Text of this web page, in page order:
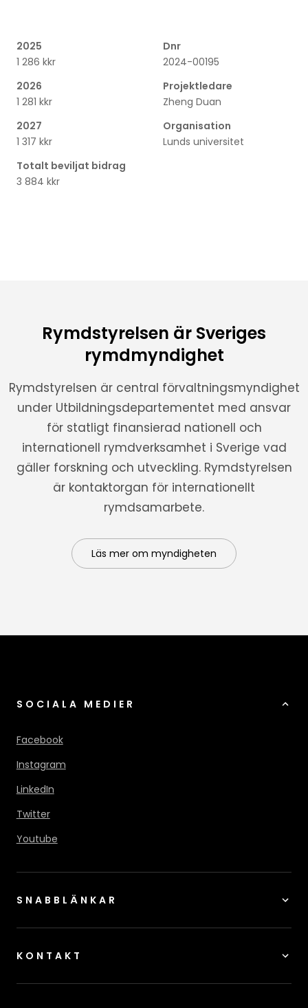
2025
1 286 kkr
2026
1 281 kkr
2027
1 317 kkr
Totalt beviljat bidrag
3 884 kkr
Dnr
2024-00195
Projektledare
Zheng Duan
Organisation
Lunds universitet
Rymdstyrelsen är Sveriges
rymdmyndighet
Rymdstyrelsen är central förvaltningsmyndighet
under Utbildningsdepartementet med ansvar
för statligt finansierad nationell och
internationell rymdverksamhet i Sverige vad
gäller forskning och utveckling. Rymdstyrelsen
är kontaktorgan för internationellt
rymdsamarbete.
Läs mer om myndigheten
SOCIALA MEDIER
Facebook
Instagram
LinkedIn
Twitter
Youtube
SNABBLÄNKAR
KONTAKT